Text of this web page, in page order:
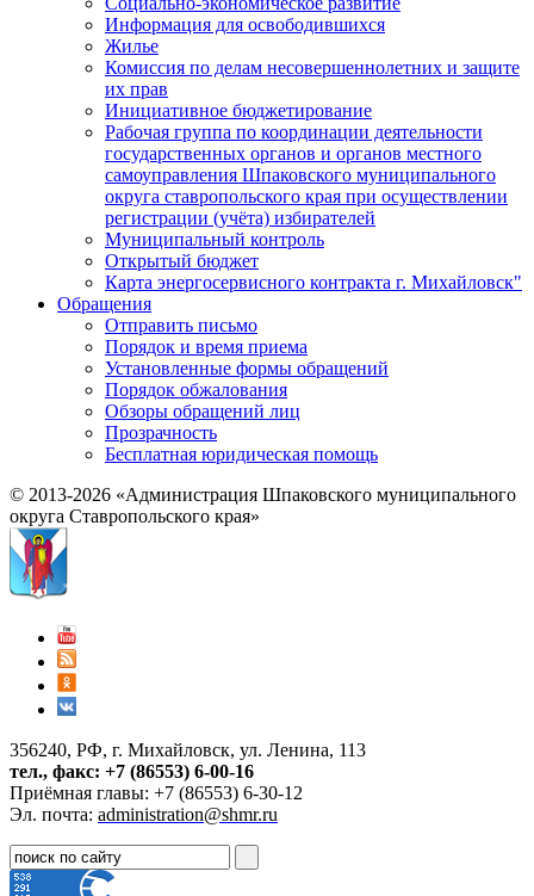
Информация для освободившихся
Жилье
Комиссия по делам несовершеннолетних и защите
их прав
Инициативное бюджетирование
Рабочая группа по координации деятельности
государственных органов и органов местного
самоуправления Шпаковского муниципального
округа ставропольского края при осуществлении
регистрации (учёта) избирателей
Муниципальный контроль
Открытый бюджет
Карта энергосервисного контракта г. Михайловск"
Обращения
Отправить письмо
Порядок и время приема
Установленные формы обращений
Порядок обжалования
Обзоры обращений лиц
Прозрачность
Бесплатная юридическая помощь
© 2013-2026 «Администрация Шпаковского муниципального
округа Ставропольского края»
356240, РФ, г. Михайловск, ул. Ленина, 113
тел., факс: +7 (86553) 6-00-16
Приёмная главы: +7 (86553) 6-30-12
Эл. почта: administration@shmr.ru